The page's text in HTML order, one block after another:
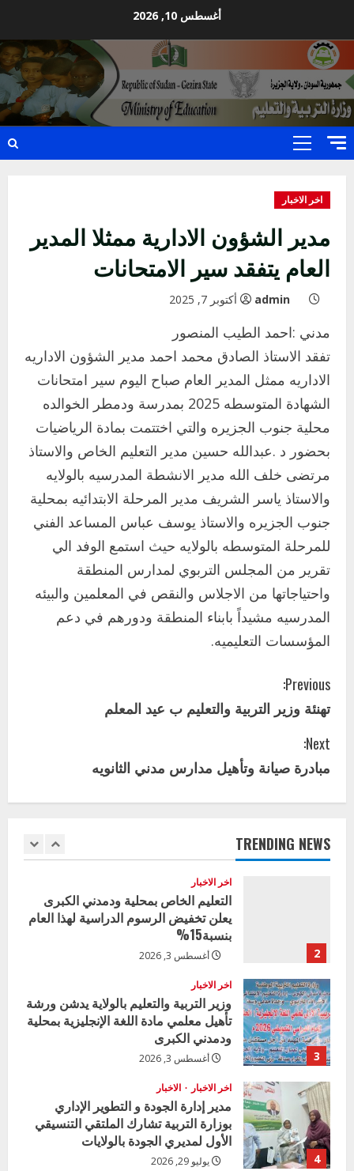
content
أغسطس 10, 2026
Primary
اخر الاخبار
مدير الشؤون الادارية ممثلا المدير
العام يتفقد سير الامتحانات
admin أكتوبر 7, 2025
مدني :احمد الطيب المنصور
تفقد الاستاذ الصادق محمد احمد مدير الشؤون الاداريه
الاداريه ممثل المدير العام صباح اليوم سير امتحانات
الشهادة المتوسطه 2025 بمدرسة ودمطر الخوالده
محلية جنوب الجزيره والتي اختتمت بمادة الرياضيات
بحضور د .عبدالله حسين مدير التعليم الخاص والاستاذ
مرتضى خلف الله مدير الانشطة المدرسيه بالولايه
والاستاذ ياسر الشريف مدير المرحلة الابتدائيه بمحلية
جنوب الجزيره والاستاذ يوسف عباس المساعد الفني
للمرحلة المتوسطه بالولايه حيث استمع الوفد الي
تقرير من المجلس التربوي لمدارس المنطقة
واحتياجاتها من الاجلاس والنقص في المعلمين والبيئه
المدرسيه مشيداً بابناء المنطقة ودورهم في دعم
المؤسسات التعليميه.
C
o
n
n
R
e
a
d
i
n
g
Previous:
تهنئة وزير التربية والتعليم ب عيد المعلم
Next:
مبادرة صيانة وتأهيل مدارس مدني الثانويه
TRENDING NEWS
اخر الاخبار
التعليم الخاص بمحلية ودمدني الكبرى
يعلن تخفيض الرسوم الدراسية لهذا العام
اخر الاخبار
وزير التربية والتعليم بالولاية يدشن ورشة
تأهيل معلمي مادة اللغة الإنجليزية بمحلية
ودمدني الكبرى
أغسطس 3, 2026
4
اخر الاخبار الاخبار
مدير إدارة الجودة و التطوير الإداري
بوزارة التربية تشارك الملتقي التنسيقي
الأول لمديري الجودة بالولايات
5
الكبرى تنفذ الحملة التعزيزية لاصحاح
1
اخر الاخبار
2
اخر الاخبار
التعليم الخاص بمحلية ودمدني الكبرى
يعلن تخفيض الرسوم الدراسية لهذا العام
بنسبة15%
أغسطس 3, 2026
3
اخر الاخبار
وزير التربية والتعليم بالولاية يدشن ورشة
تأهيل معلمي مادة اللغة الإنجليزية بمحلية
ودمدني الكبرى
أغسطس 3, 2026
4
اخر الاخبار الاخبار
مدير إدارة الجودة و التطوير الإداري
بوزارة التربية تشارك الملتقي التنسيقي
الأول لمديري الجودة بالولايات
يوليو 29, 2026